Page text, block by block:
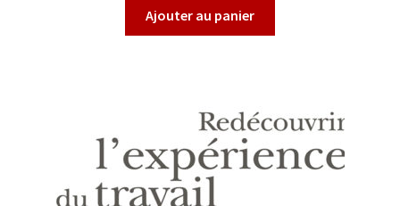
Ajouter au panier